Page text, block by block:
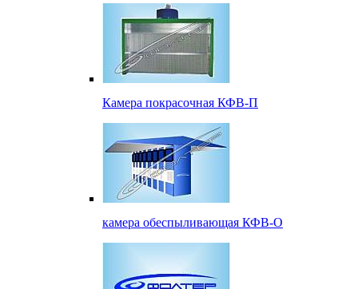
Камера покрасочная КФВ-П
камера обеспыливающая КФВ-О